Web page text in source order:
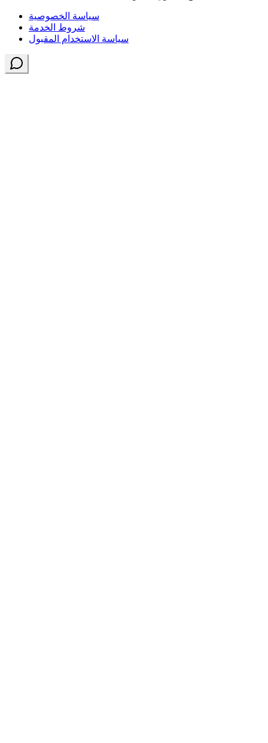
سياسة الخصوصية
شروط الخدمة
سياسة الاستخدام المقبول